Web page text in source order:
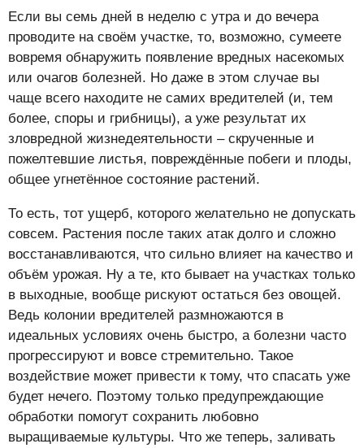
Если вы семь дней в неделю с утра и до вечера
проводите на своём участке, то, возможно, сумеете
вовремя обнаружить появление вредных насекомых
или очагов болезней. Но даже в этом случае вы
чаще всего находите не самих вредителей (и, тем
более, споры и грибницы), а уже результат их
зловредной жизнедеятельности – скрученные и
пожелтевшие листья, повреждённые побеги и плоды,
общее угнетённое состояние растений.
То есть, тот ущерб, которого желательно не допускать
совсем. Растения после таких атак долго и сложно
восстанавливаются, что сильно влияет на качество и
объём урожая. Ну а те, кто бывает на участках только
в выходные, вообще рискуют остаться без овощей.
Ведь колонии вредителей размножаются в
идеальных условиях очень быстро, а болезни часто
прогрессируют и вовсе стремительно. Такое
воздействие может привести к тому, что спасать уже
будет нечего. Поэтому только предупреждающие
обработки помогут сохранить любовно
выращиваемые культуры. Что же теперь, заливать